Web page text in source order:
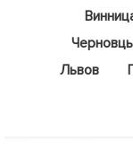
Львов